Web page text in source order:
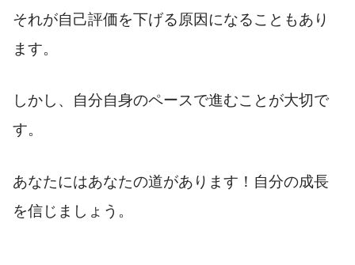
それが自己評価を下げる原因になることもあり
ます。
しかし、自分自身のペースで進むことが大切で
す。
あなたにはあなたの道があります！自分の成長
を信じましょう。